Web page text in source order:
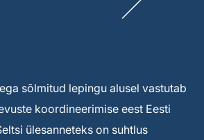
sõlmitud lepingu alusel vastutab
koordineerimise eest Eesti
ülesanneteks on suhtlus